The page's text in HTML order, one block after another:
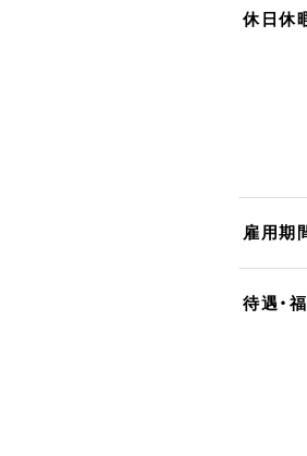
休日休
雇用期
待遇・